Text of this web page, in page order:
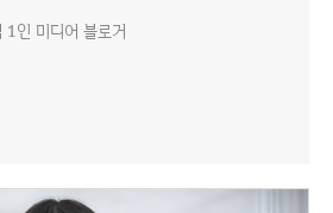
1인 미디어 블로거